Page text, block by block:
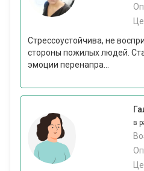
Стрессоустойчива, не
стороны пожилых людей.
эмоции перенапра...
в